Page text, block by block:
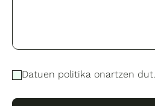
Datuen politika onartzen dut.